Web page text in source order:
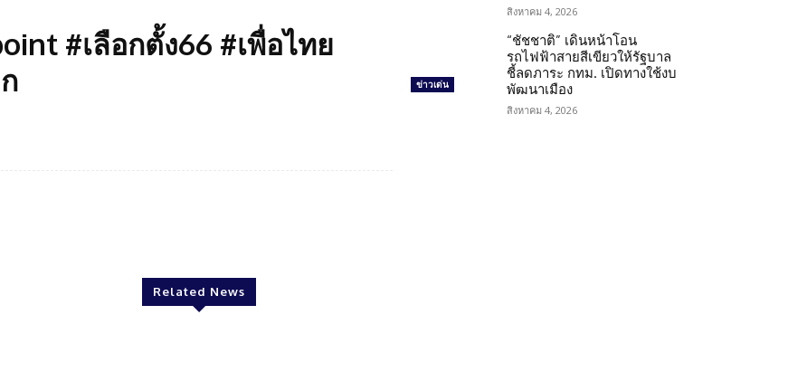
#เลือกตั้ง66 #เพื่อไทย
สิงหาคม 4, 2026
ข่าวเด่น
“ชัชชาติ” เดินหน้าโอน
รถไฟฟ้าสายสีเขียวให้รัฐบาล
ชี้ลดภาระ กทม. เปิดทางใช้งบ
พัฒนาเมือง
สิงหาคม 4, 2026
Related News